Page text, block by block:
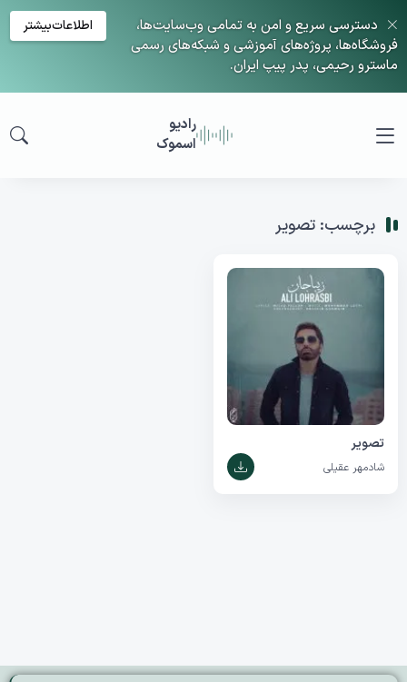
دسترسی سریع و امن به تمامی وب‌سایت‌ها،
فروشگاه‌ها، پروژه‌های آموزشی و شبکه‌های رسمی
ماسترو رحیمی، پدر پیپ ایران.
اطلاعات‌بیشتر
رادیو
اسموک
برچسب: تصویر
تصویر
شادمهر عقیلی